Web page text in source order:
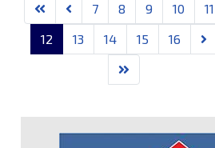
7 8 9 10
11
12
13 14 15 16